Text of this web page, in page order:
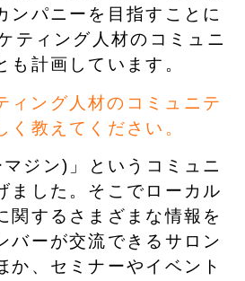
ンパニーを目指すことに
ティング人材のコミュニ
も計画しています。
ィング人材のコミュニテ
く教えてください。
ジン)」というコミュニ
ました。そこでローカル
関するさまざまな情報を
バーが交流できるサロン
か、セミナーやイベント